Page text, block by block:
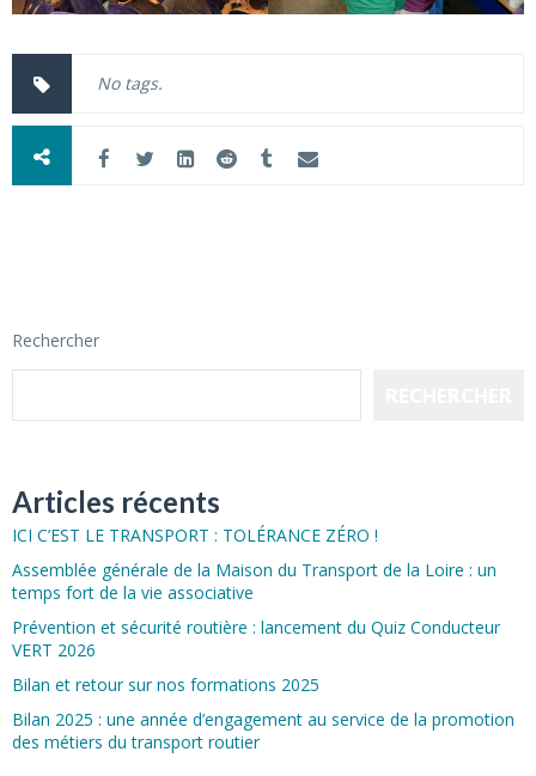
No tags.
Rechercher
Articles récents
ICI C’EST LE TRANSPORT : TOLÉRANCE ZÉRO !
Assemblée générale de la Maison du Transport de la Loire : un
temps fort de la vie associative
Prévention et sécurité routière : lancement du Quiz Conducteur
VERT 2026
Bilan et retour sur nos formations 2025
Bilan 2025 : une année d’engagement au service de la promotion
des métiers du transport routier